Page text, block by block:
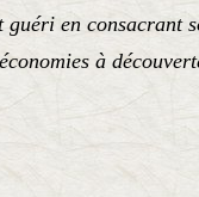
guéri en consacrant
à